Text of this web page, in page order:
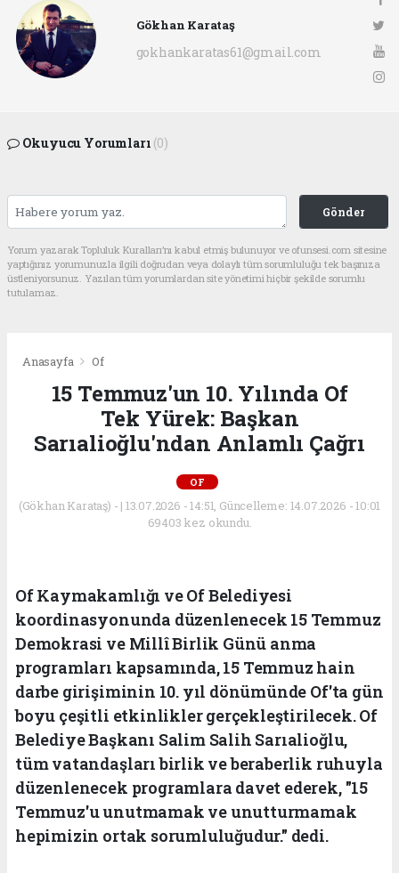
Gökhan Karataş
gokhankaratas61@gmail.com
Okuyucu Yorumları (0)
Gönder
Yorum yazarak Topluluk Kuralları’nı kabul etmiş bulunuyor ve ofunsesi.com sitesine
yaptığınız yorumunuzla ilgili doğrudan veya dolaylı tüm sorumluluğu tek başınıza
üstleniyorsunuz. Yazılan tüm yorumlardan site yönetimi hiçbir şekilde sorumlu
tutulamaz.
Anasayfa Of
15 Temmuz'un 10. Yılında Of
Tek Yürek: Başkan
Sarıalioğlu'ndan Anlamlı Çağrı
OF
(Gökhan Karataş) - | 13.07.2026 - 14:51, Güncelleme: 14.07.2026 - 10:01
69403 kez okundu.
Of Kaymakamlığı ve Of Belediyesi
koordinasyonunda düzenlenecek 15 Temmuz
Demokrasi ve Millî Birlik Günü anma
programları kapsamında, 15 Temmuz hain
darbe girişiminin 10. yıl dönümünde Of'ta gün
boyu çeşitli etkinlikler gerçekleştirilecek. Of
Belediye Başkanı Salim Salih Sarıalioğlu,
tüm vatandaşları birlik ve beraberlik ruhuyla
düzenlenecek programlara davet ederek, "15
Temmuz'u unutmamak ve unutturmamak
hepimizin ortak sorumluluğudur." dedi.